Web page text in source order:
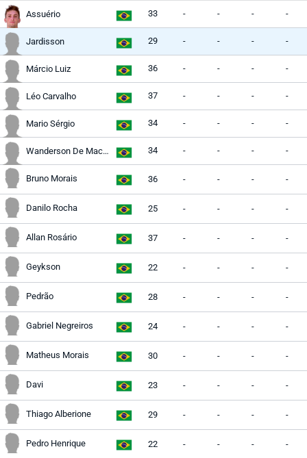
Assuério 33 - - - -
Jardisson 29 - - - -
Márcio Luiz 36 - - - -
Léo Carvalho 37 - - - -
Mario Sérgio 34 - - - -
Wanderson De Macedo 34 - - - -
Bruno Morais 36 - - - -
Danilo Rocha 25 - - - -
Allan Rosário 37 - - - -
Geykson 22 - - - -
Pedrão 28 - - - -
Gabriel Negreiros 24 - - - -
Matheus Morais 30 - - - -
Davi 23 - - - -
Thiago Alberione 29 - - - -
Pedro Henrique 22 - - - -